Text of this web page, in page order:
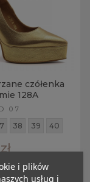
czółenka
128A
07
38 39 40
i plików
usług i